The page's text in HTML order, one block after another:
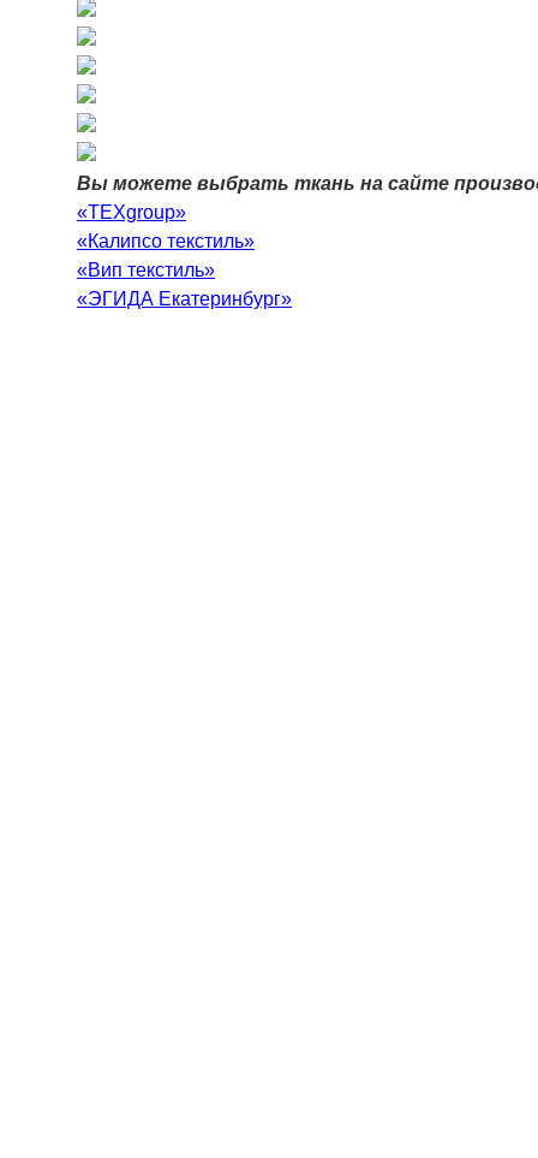
Вы можете выбрать ткань на сайте
«TEXgroup»
«Калипсо текстиль»
«Вип текстиль»
«ЭГИДА Екатеринбург»